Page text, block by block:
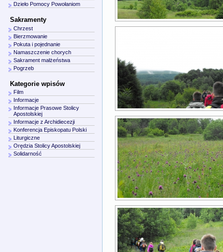
Dzieło Pomocy Powołaniom
Sakramenty
Chrzest
Bierzmowanie
Pokuta i pojednanie
Namaszczenie chorych
Sakrament małżeństwa
Pogrzeb
Kategorie wpisów
Film
Informacje
Informacje Prasowe Stolicy
Apostolskiej
Informacje z Archidiecezji
Konferencja Episkopatu Polski
Liturgiczne
Orędzia Stolicy Apostolskiej
Solidarność